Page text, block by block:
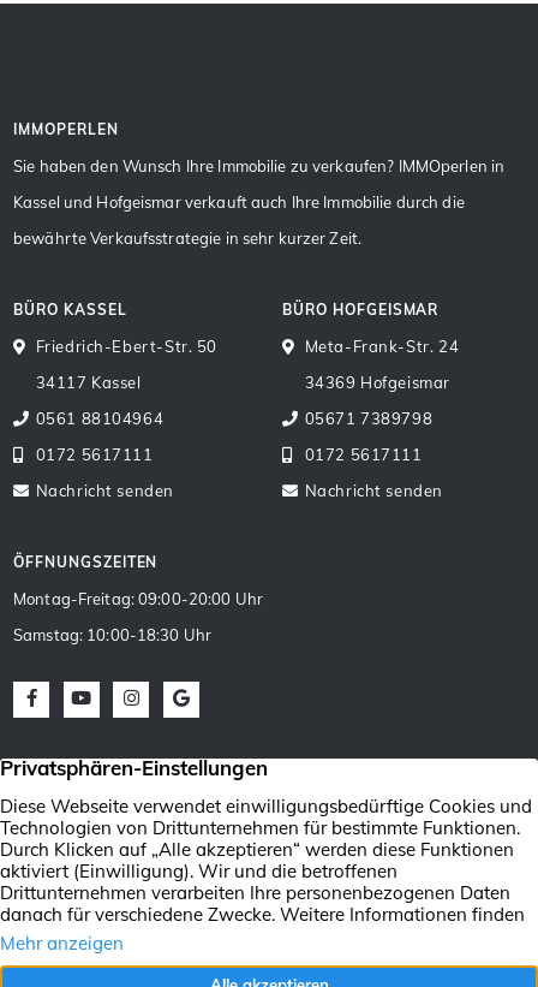
IMMOPERLEN
Sie haben den Wunsch Ihre Immobilie zu verkaufen? IMMOperlen in
Kassel und Hofgeismar verkauft auch Ihre Immobilie durch die
bewährte Verkaufsstrategie in sehr kurzer Zeit.
BÜRO KASSEL
Friedrich-Ebert-Str. 50
34117 Kassel
0561 88104964
0172 5617111
Nachricht senden
BÜRO HOFGEISMAR
Meta-Frank-Str. 24
34369 Hofgeismar
05671 7389798
0172 5617111
Nachricht senden
ÖFFNUNGSZEITEN
Montag-Freitag: 09:00-20:00 Uhr
Samstag: 10:00-18:30 Uhr
FacebookYoutubeInstagramGoogle Maps
Verkaufen
Vermietenung von
Immobilien Kassel
Wertermittlung